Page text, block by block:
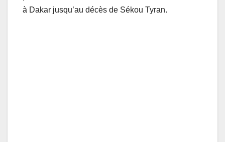
à Dakar jusqu’au décès de Sékou Tyran.